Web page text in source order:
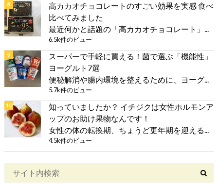
高カカオチョコレートのすごい効果を実感 食べ
比べてみました
最近何かと話題の「高カカオチョコレート」...
6.5k件のビュー
スーパーで手軽に買える！菌で選ぶ「機能性」
ヨーグルト7選
便秘解消や腸内環境を整えるために、ヨーグ...
5.7k件のビュー
知っていましたか？ イチジクは女性ホルモンア
ップのお助け果物なんです！
女性の体の転換期、ちょうど更年期を迎える...
4.5k件のビュー